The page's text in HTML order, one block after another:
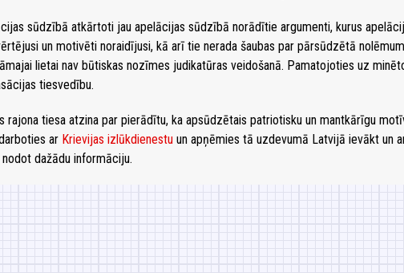
sūdzībā atkārtoti jau apelācijas sūdzībā norādītie argumenti, kurus
un motivēti noraidījusi, kā arī tie nerada šaubas par pārsūdzētā
lietai nav būtiskas nozīmes judikatūras veidošanā. Pamatojoties uz
tiesvedību.
rajona tiesa atzina par pierādītu, ka apsūdzētais patriotisku un mantkārīgu
ar Krievijas izlūkdienestu un apņēmies tā uzdevumā Latvijā ievākt un
dažādu informāciju.